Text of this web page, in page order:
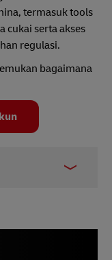
termasuk tools
cukai serta akses
regulasi.
bagaimana